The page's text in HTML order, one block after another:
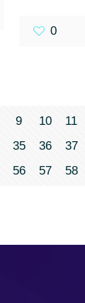
0
9 10 11
35 36 37
56 57 58